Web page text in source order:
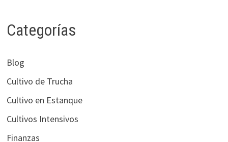
Categorías
Blog
Cultivo de Trucha
Cultivo en Estanque
Cultivos Intensivos
Finanzas